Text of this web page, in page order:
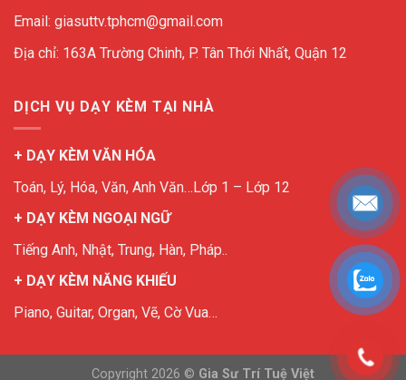
Email: giasuttv.tphcm@gmail.com
Địa chỉ: 163A Trường Chinh, P. Tân Thới Nhất, Quận 12
DỊCH VỤ DẠY KÈM TẠI NHÀ
+ DẠY KÈM VĂN HÓA
Toán, Lý, Hóa, Văn, Anh Văn…Lớp 1 – Lớp 12
+ DẠY KÈM NGOẠI NGỮ
Tiếng Anh, Nhật, Trung, Hàn, Pháp..
+ DẠY KÈM NĂNG KHIẾU
Piano, Guitar, Organ, Vẽ, Cờ Vua…
Copyright 2026 © Gia Sư Trí Tuệ Việt